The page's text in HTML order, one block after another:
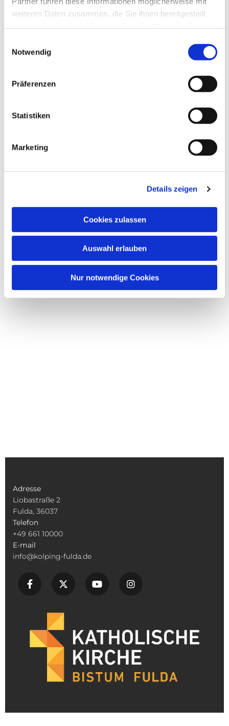
weiteren Daten zusammen, die Sie ihnen bereitgestellt
Notwendig
Präferenzen
Statistiken
Marketing
Details zeigen
Cookies zulassen
Auswahl erlauben
Nur notwendige Cookies
interessieren
Adresse
Liobastraße 2
Fulda, 36037
Telefon
+49 661 10000
E-mail
info@kolping-fulda.de